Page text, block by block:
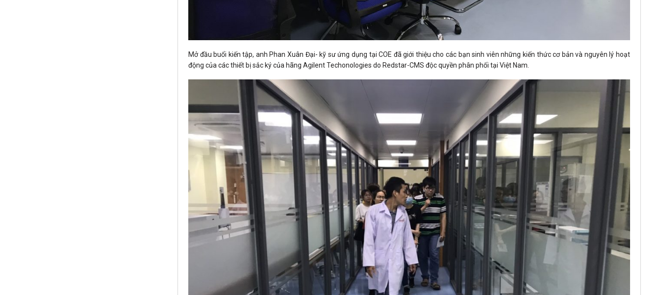
Mở đầu buổi kiến tập, anh Phan Xuân Đại- kỹ sư ứng dụng tại COE đã giới thiệu cho các bạn sinh viên những kiến thức cơ bản và nguyên lý hoạt
động của các thiết bị sắc ký của hãng Agilent Techonologies do Redstar-CMS độc quyền phân phối tại Việt Nam.